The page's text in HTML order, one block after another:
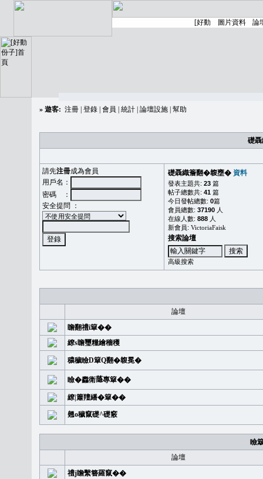
» 遊客: 注冊 登錄 會員 統計 論壇設施 幫助
礎
請先注冊成為會員
用戶名：
密碼 ：
安全提問 ：
礎聶織簷翻�䪖壅� 資料
發表主題共: 23 篇
帖子總數共: 41 篇
今日發帖總數: 0篇
會員總數: 37190 人
在線人數: 888 人
新會員: VictoriaFaisk
搜索論壇
高級搜索
論壇
瞻翻禮i簞��
繚s瞻璽糧繪穡穫
穠穢瞼D簞Q翻�䪖冕�
瞼�䆐衛𦻕專簞��
繚|簫羶繙�簞��
翹o穢竄礎^礎竅
瞼
論壇
禮j瞻繫簪羅竄��